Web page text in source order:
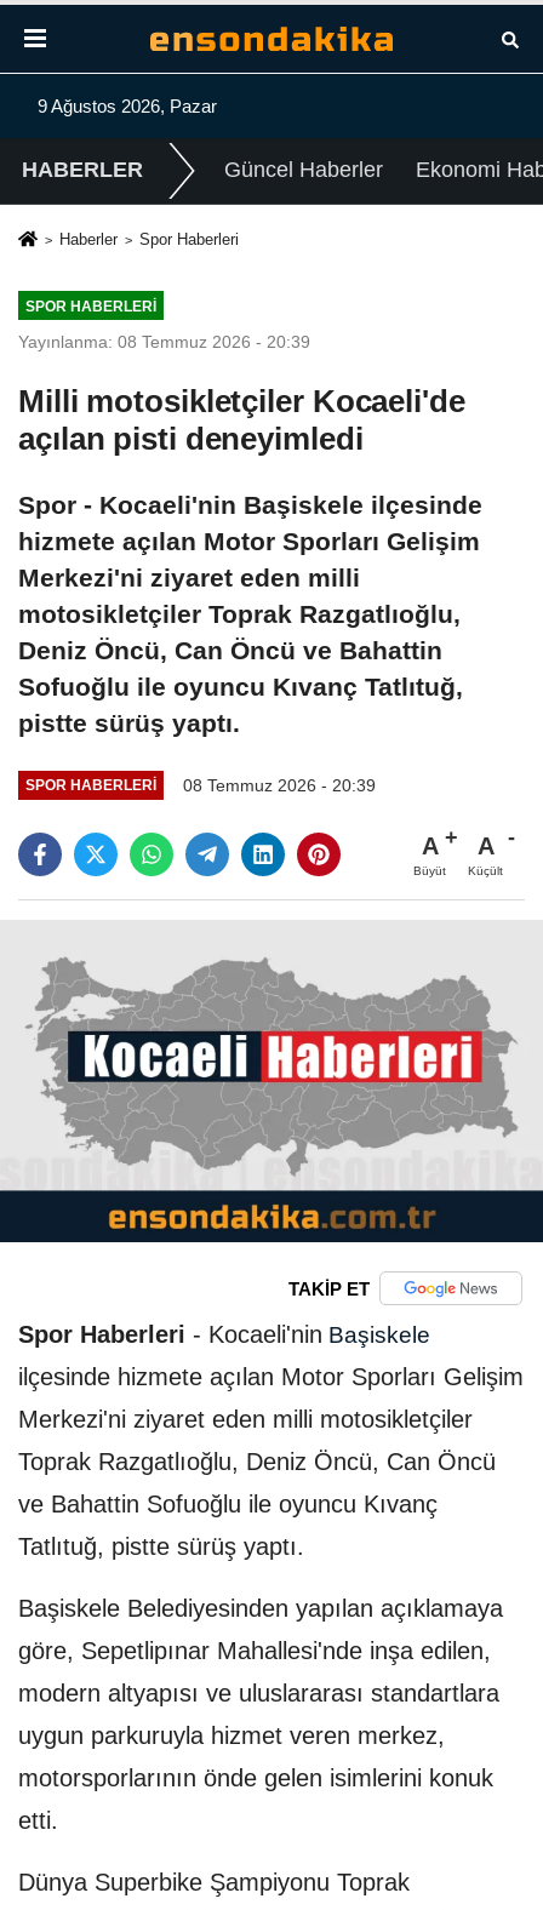
9 Ağustos 2026, Pazar
HABERLER Güncel Haberler Ekonomi
Haberler Spor Haberleri
SPOR HABERLERI
Yayınlanma: 08 Temmuz 2026 - 20:39
Milli motosikletçiler Kocaeli'de
açılan pisti deneyimledi
Spor - Kocaeli'nin Başiskele ilçesinde
hizmete açılan Motor Sporları Gelişim
Merkezi'ni ziyaret eden milli
motosikletçiler Toprak Razgatlıoğlu,
Deniz Öncü, Can Öncü ve Bahattin
Sofuoğlu ile oyuncu Kıvanç Tatlıtuğ,
pistte sürüş yaptı.
SPOR HABERLERI 08 Temmuz 2026 - 20:39
A
Büyüt
A
Küçült
TAKİP ET
Spor Haberleri - Kocaeli'nin Başiskele
ilçesinde hizmete açılan Motor Sporları Gelişim
Merkezi'ni ziyaret eden milli motosikletçiler
Toprak Razgatlıoğlu, Deniz Öncü, Can Öncü
ve Bahattin Sofuoğlu ile oyuncu Kıvanç
Tatlıtuğ, pistte sürüş yaptı.
Başiskele Belediyesinden yapılan açıklamaya
göre, Sepetlipınar Mahallesi'nde inşa edilen,
modern altyapısı ve uluslararası standartlara
uygun parkuruyla hizmet veren merkez,
motorsporlarının önde gelen isimlerini konuk
etti.
Dünya Superbike Şampiyonu Toprak